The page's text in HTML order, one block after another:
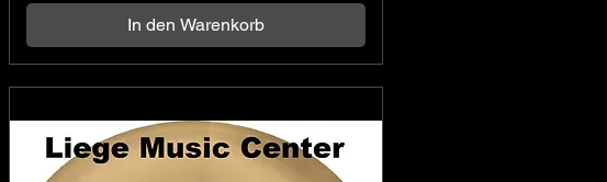
In den Warenkorb